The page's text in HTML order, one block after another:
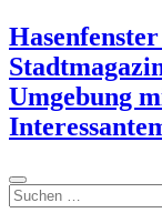
Zum
Inhalt
springen
Umgebung
Suchen